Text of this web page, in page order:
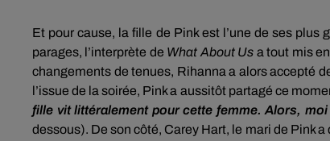
Et pour cause, la fille de Pink est l’une de ses plus
parages, l’interprète de What About Us a tout mis
changements de tenues, Rihanna a alors accepté
l’issue de la soirée, Pink a aussitôt partagé ce
fille vit littéralement pour cette femme. Alors, moi
dessous). De son côté, Carey Hart, le mari de Pink a